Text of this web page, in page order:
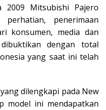
2009 Mitsubishi Pajero
penerimaan
konsumen, media dan
dengan total
yang saat ini telah
dilengkapi pada New
model ini mendapatkan